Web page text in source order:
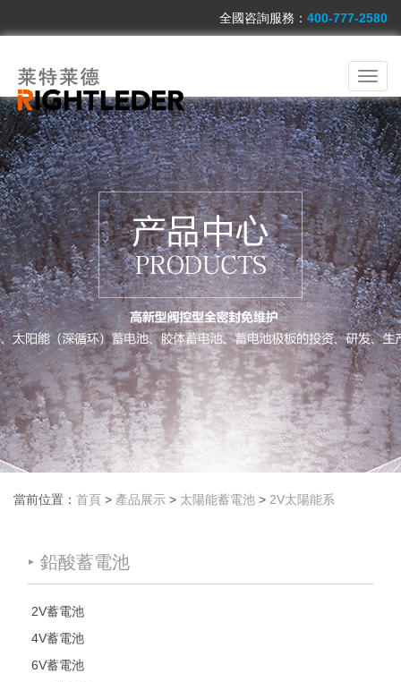
全國咨詢服務： 400-777-2580
切
換
導
航
當前位置： 首頁 > 產品展示 > 太陽能蓄電池 > 2V太陽能系
▲ 鉛酸蓄電池
2V蓄電池
4V蓄電池
6V蓄電池